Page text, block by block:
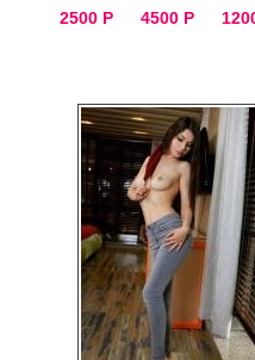
2500 Р 4500 Р